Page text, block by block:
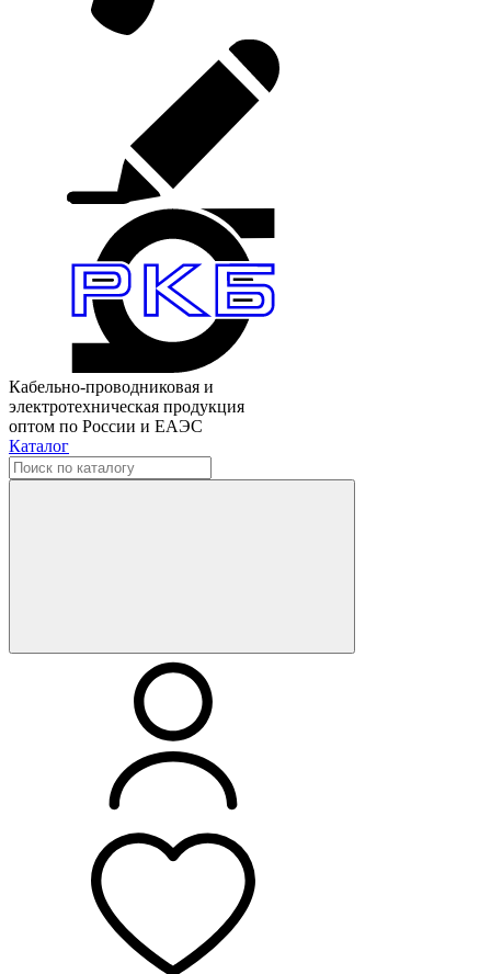
Кабельно-проводниковая и
электротехническая продукция
оптом по России и ЕАЭС
Каталог